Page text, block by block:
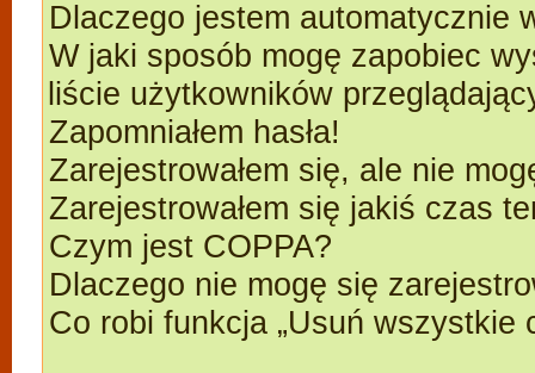
Dlaczego jestem automatycznie
W jaki sposób mogę zapobiec
liście użytkowników
Zapomniałem hasła!
Zarejestrowałem się, ale nie
Zarejestrowałem się jakiś czas
Czym jest COPPA?
Dlaczego nie mogę się
Co robi funkcja „Usuń wszystkie